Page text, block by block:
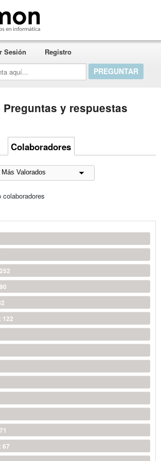
Sesión Registro
Preguntas y respuestas
Colaboradores
colaboradores
122
67